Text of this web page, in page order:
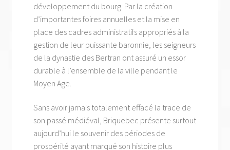
développement du bourg. Par la création
d’importantes foires annuelles et la mise en
place des cadres administratifs appropriés à la
gestion de leur puissante baronnie, les seigneurs
de la dynastie des Bertran ont assuré un essor
durable à l’ensemble de la ville pendant le
Moyen Age.
Sans avoir jamais totalement effacé la trace de
son passé médiéval, Briquebec présente surtout
aujourd’hui le souvenir des périodes de
prospérité ayant marqué son histoire plus